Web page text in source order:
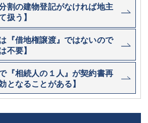
割の建物登記がなければ地主
扱う】
『借地権譲渡』ではないので
不要】
『相続人の１人』が契約書再
となることがある】